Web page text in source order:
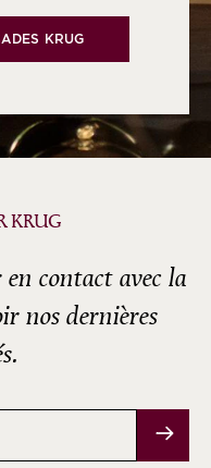
KRUG
KRUG
contact avec la
nos dernières